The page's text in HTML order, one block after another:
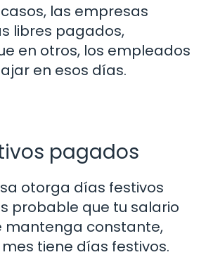
las empresas
libres pagados,
en otros, los empleados
en esos días.
pagados
otorga días festivos
probable que tu salario
mantenga constante,
mes tiene días festivos.